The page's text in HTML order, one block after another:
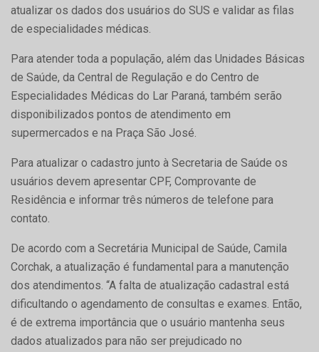
atualizar os dados dos usuários do SUS e validar as filas
de especialidades médicas.
Para atender toda a população, além das Unidades Básicas
de Saúde, da Central de Regulação e do Centro de
Especialidades Médicas do Lar Paraná, também serão
disponibilizados pontos de atendimento em
supermercados e na Praça São José.
Para atualizar o cadastro junto à Secretaria de Saúde os
usuários devem apresentar CPF, Comprovante de
Residência e informar três números de telefone para
contato.
De acordo com a Secretária Municipal de Saúde, Camila
Corchak, a atualização é fundamental para a manutenção
dos atendimentos. “A falta de atualização cadastral está
dificultando o agendamento de consultas e exames. Então,
é de extrema importância que o usuário mantenha seus
dados atualizados para não ser prejudicado no